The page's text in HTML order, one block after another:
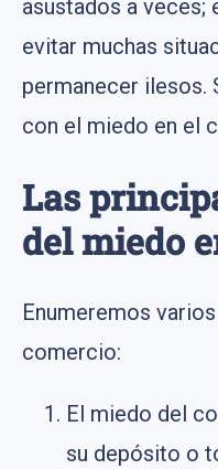
asustados a veces;
evitar muchas
permanecer ilesos.
con el miedo en el
Las
del miedo
Enumeremos
comercio:
El miedo del
su depósito o